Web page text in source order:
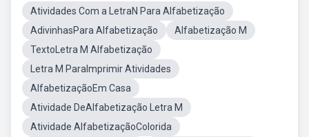
Atividades Com a LetraN Para Alfabetização
AdivinhasPara Alfabetização
Alfabetização M
TextoLetra M Alfabetização
Letra M ParaImprimir Atividades
AlfabetizaçãoEm Casa
Atividade DeAlfabetização Letra M
Atividade AlfabetizaçãoColorida